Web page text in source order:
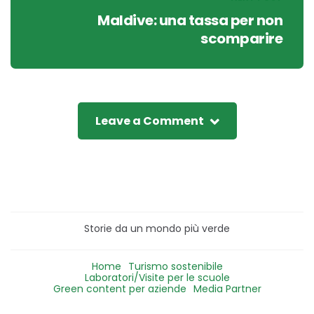
Maldive: una tassa per non
scomparire
Leave a Comment
Storie da un mondo più verde
Home Turismo sostenibile
Laboratori/Visite per le scuole
Green content per aziende Media Partner